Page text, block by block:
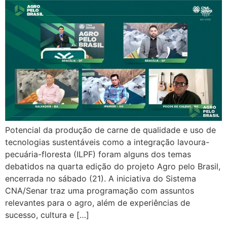
Potencial da produção de carne de qualidade e uso de
tecnologias sustentáveis como a integração lavoura-
pecuária-floresta (ILPF) foram alguns dos temas
debatidos na quarta edição do projeto Agro pelo Brasil,
encerrada no sábado (21). A iniciativa do Sistema
CNA/Senar traz uma programação com assuntos
relevantes para o agro, além de experiências de
sucesso, cultura e […]